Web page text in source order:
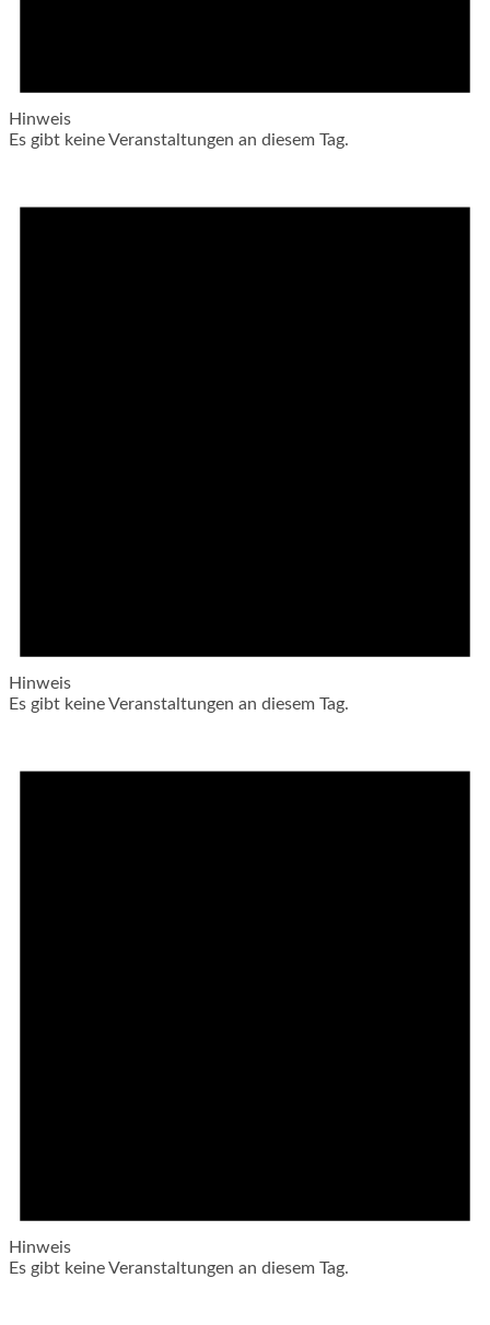
Hinweis
Es gibt keine Veranstaltungen an diesem Tag.
Hinweis
Es gibt keine Veranstaltungen an diesem Tag.
Hinweis
Es gibt keine Veranstaltungen an diesem Tag.